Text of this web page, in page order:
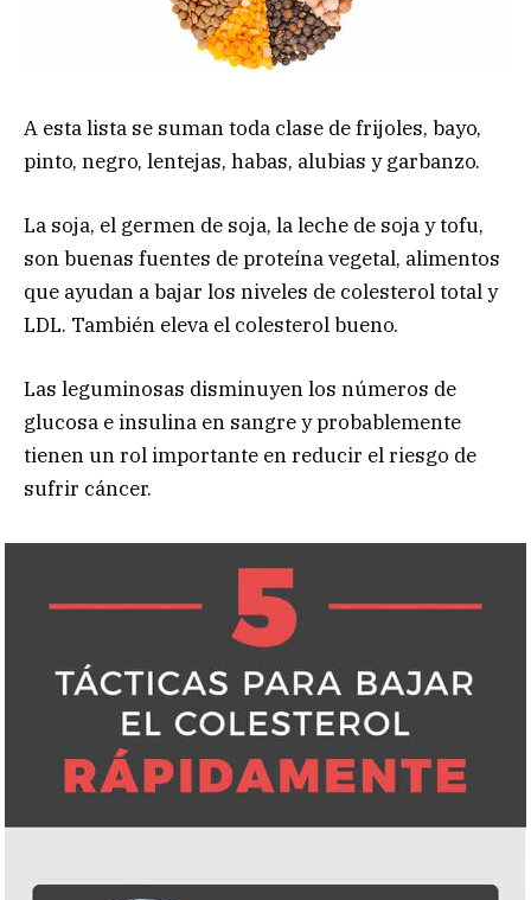
A esta lista se suman toda clase de frijoles, bayo,
pinto, negro, lentejas, habas, alubias y garbanzo.
La soja, el germen de soja, la leche de soja y tofu,
son buenas fuentes de proteína vegetal, alimentos
que ayudan a bajar los niveles de colesterol total y
LDL. También eleva el colesterol bueno.
Las leguminosas disminuyen los números de
glucosa e insulina en sangre y probablemente
tienen un rol importante en reducir el riesgo de
sufrir cáncer.